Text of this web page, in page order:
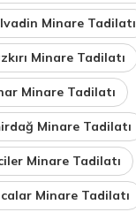
Minare Tadilatı
Minare Tadilatı
Minare Tadilatı
Minare Tadilatı
Minare Tadilatı
Minare Tadilatı